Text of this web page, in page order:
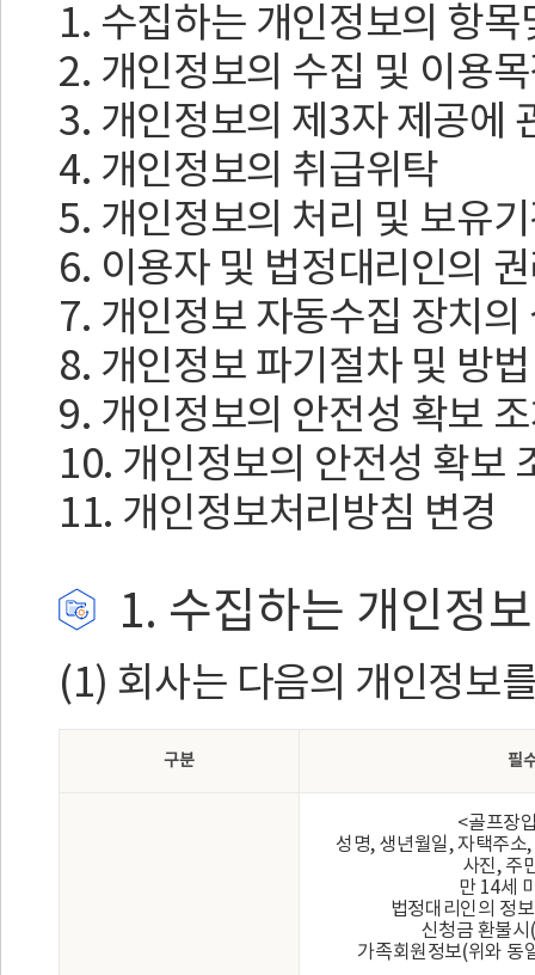
1. 수집하는 개인정보의 항목
2. 개인정보의 수집 및 이용
3. 개인정보의 제3자 제공에
4. 개인정보의 취급위탁
5. 개인정보의 처리 및 보유
6. 이용자 및 법정대리인의
7. 개인정보 자동수집 장치
8. 개인정보 파기절차 및 방법
9. 개인정보의 안전성 확보
10. 개인정보의 안전성 확보
11. 개인정보처리방침 변경
1. 수집하는 개인정
(1) 회사는 다음의 개인정보
구분 필
<골프장
성명, 생년월일, 자택주소
사진, 주
만 14세
법정대리인의 정
신청금 환불
가족회원정보(위와 동